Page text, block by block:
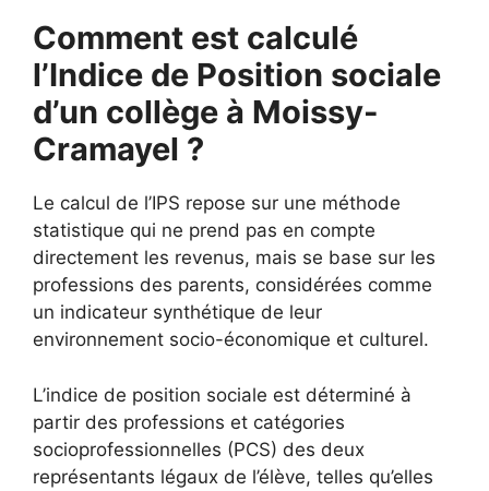
Comment est calculé
l’Indice de Position sociale
d’un collège à Moissy-
Cramayel ?
Le calcul de l’IPS repose sur une méthode
statistique qui ne prend pas en compte
directement les revenus, mais se base sur les
professions des parents, considérées comme
un indicateur synthétique de leur
environnement socio-économique et culturel.
L’indice de position sociale est déterminé à
partir des professions et catégories
socioprofessionnelles (PCS) des deux
représentants légaux de l’élève, telles qu’elles